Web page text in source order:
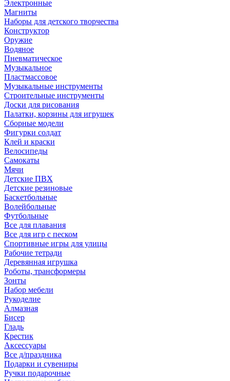
Электронные
Магниты
Наборы для детского творчества
Конструктор
Оружие
Водяное
Пневматическое
Музыкальное
Пластмассовое
Музыкальные инструменты
Строительные инструменты
Доски для рисования
Палатки, корзины для игрушек
Сборные модели
Фигурки солдат
Клей и краски
Велосипеды
Самокаты
Мячи
Детские ПВХ
Детские резиновые
Баскетбольные
Волейбольные
Футбольные
Все для плавания
Все для игр с песком
Спортивные игры для улицы
Рабочие тетради
Деревянная игрушка
Роботы, трансформеры
Зонты
Набор мебели
Рукоделие
Алмазная
Бисер
Гладь
Крестик
Аксессуары
Все д/праздника
Подарки и сувениры
Ручки подарочные